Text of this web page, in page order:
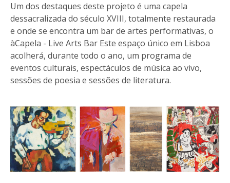
Um dos destaques deste projeto é uma capela
dessacralizada do século XVIII, totalmente restaurada
e onde se encontra um bar de artes performativas, o
àCapela - Live Arts Bar Este espaço único em Lisboa
acolherá, durante todo o ano, um programa de
eventos culturais, espectáculos de música ao vivo,
sessões de poesia e sessões de literatura.